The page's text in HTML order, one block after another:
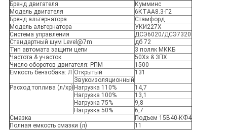
Бренд двигателя
Кумминс
Модель двигателя
6КТАА8.3-Г2
Бренд альтернатора
Стамфорд
Модель альтернатора
УКИ227Х
Система управления
ДСЭ6020/ДСЭ7320
Стандартный шум Level@7m
дб 72
Тип автомата защити цепи
3 поляк МККБ
Частота & участок
50Хз & 3ПХ
Число оборотов двигателя: РПМ
1500
Емкость бензобака: Л Открытый
131
Звукоизоляционный
Расход топлива (л/хр) Нагрузка 110%
14,7
Нагрузка 100%
13,1
Нагрузка 75%
9,8
Нагрузка 50%
6,7
Смазка
Подъем 15В40-КФ4
Полная емкость смазки (л)
11